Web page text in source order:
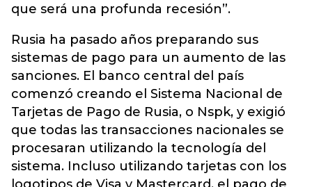
que será una profunda recesión”.
Rusia ha pasado años preparando sus
sistemas de pago para un aumento de las
sanciones. El banco central del país
comenzó creando el Sistema Nacional de
Tarjetas de Pago de Rusia, o Nspk, y exigió
que todas las transacciones nacionales se
procesaran utilizando la tecnología del
sistema. Incluso utilizando tarjetas con los